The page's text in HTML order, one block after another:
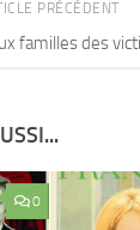
PRÉCÉDENT
familles des
0